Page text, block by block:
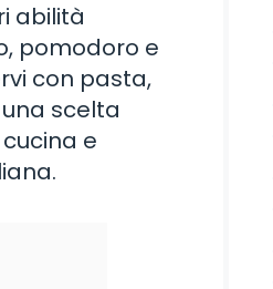
abilità
pomodoro e
con pasta,
scelta
e